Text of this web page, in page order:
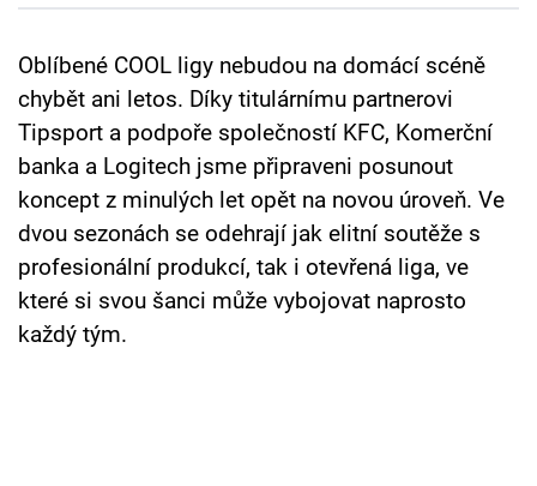
Sledujte prima+
Přihlášení
Sledujte nás
Oblíbené COOL ligy nebudou na domácí scéně
chybět ani letos. Díky titulárnímu partnerovi
Tipsport a podpoře společností KFC, Komerční
banka a Logitech jsme připraveni posunout
koncept z minulých let opět na novou úroveň. Ve
dvou sezonách se odehrají jak elitní soutěže s
profesionální produkcí, tak i otevřená liga, ve
které si svou šanci může vybojovat naprosto
každý tým.